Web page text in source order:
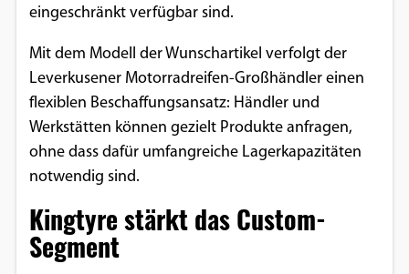
eingeschränkt verfügbar sind.
Mit dem Modell der Wunschartikel verfolgt der
Leverkusener Motorradreifen-Großhändler einen
flexiblen Beschaffungsansatz: Händler und
Werkstätten können gezielt Produkte anfragen,
ohne dass dafür umfangreiche Lagerkapazitäten
notwendig sind.
Kingtyre stärkt das Custom-
Segment
1 Jahr
EXTERNE MEDIEN
Um Inhalte von Videoplattformen und
Social Media Plattformen anzeigen zu
können, werden von diesen externen
Medien Cookies gesetzt.